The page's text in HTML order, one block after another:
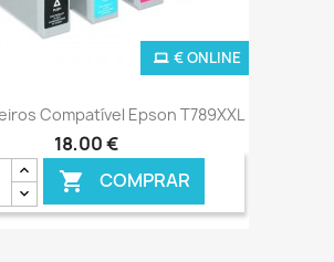
Compatível Epson T789XXL
18,00 €
 COMPRAR
€ ONLINE